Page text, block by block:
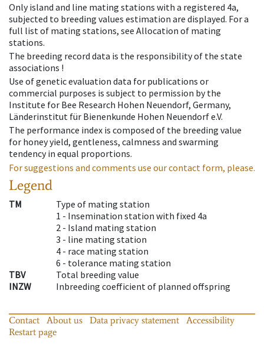
Only island and line mating stations with a registered 4a,
subjected to breeding values estimation are displayed. For a
full list of mating stations, see Allocation of mating
stations.
The breeding record data is the responsibility of the state
associations !
Use of genetic evaluation data for publications or
commercial purposes is subject to permission by the
Institute for Bee Research Hohen Neuendorf, Germany,
Länderinstitut für Bienenkunde Hohen Neuendorf e.V.
The performance index is composed of the breeding value
for honey yield, gentleness, calmness and swarming
tendency in equal proportions.
For suggestions and comments use our contact form, please.
Legend
TM
Type of mating station
1 - Insemination station with fixed 4a
2 - Island mating station
3 - line mating station
4 - race mating station
6 - tolerance mating station
TBV
Total breeding value
INZW
Inbreeding coefficient of planned offspring
Contact About us Data privacy statement
Accessibility
Restart page